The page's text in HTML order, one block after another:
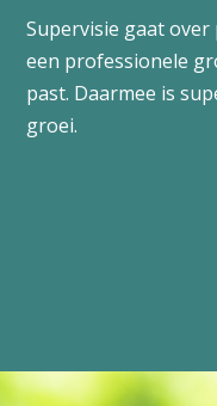
Supervisie gaat
een professionele
past. Daarmee is
groei.